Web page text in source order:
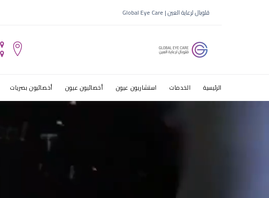
أفضل قطرات
قلوبال لرعاية العين | Global Eye Care
الرئيسية الخدمات استشاريون عيون أخصائيون عيون أخصائيون بصريات